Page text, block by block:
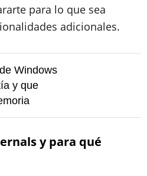
para lo que sea
adicionales.
Windows
y que
y para qué